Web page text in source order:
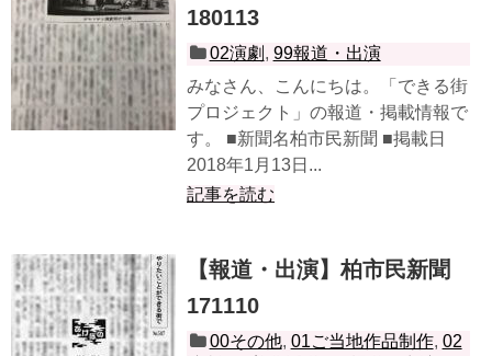
180113
02演劇 , 99報道・出演
みなさん、こんにちは。「できる街
プロジェクト」の報道・掲載情報で
す。 ■新聞名柏市民新聞 ■掲載日
2018年1月13日...
記事を読む
【報道・出演】柏市民新聞
171110
00その他, 01ご当地作品制作, 02